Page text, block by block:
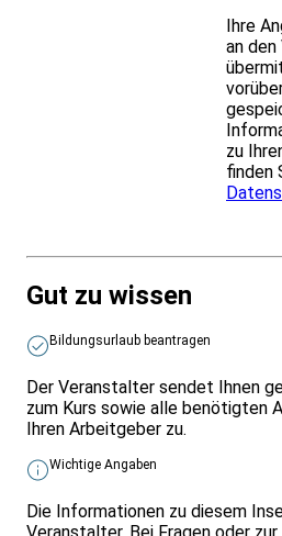
Ihre
an
zu
finden
Gut zu wissen
Bildungsurlaub beantragen
Der Veranstalter sendet Ihnen
zum Kurs sowie alle benötigten
Ihren Arbeitgeber zu.
Wichtige Angaben
Die Informationen zu diesem